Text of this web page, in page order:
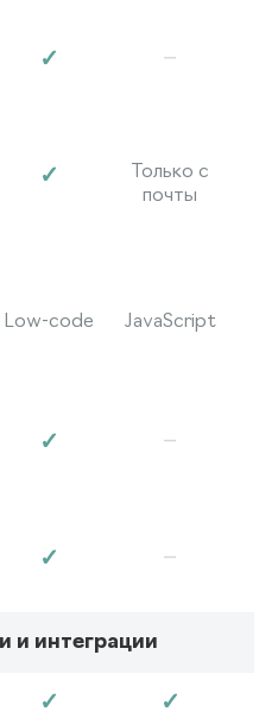
✓ –
✓
Только с
почты
Low-code JavaScript
✓ –
✓ –
и интеграции
✓ ✓